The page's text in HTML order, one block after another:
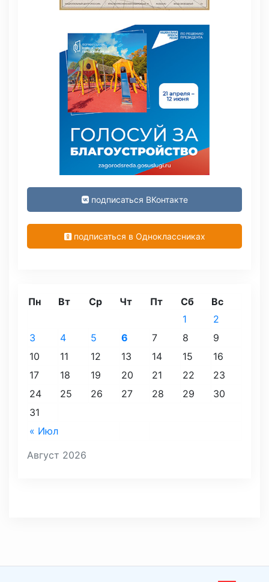
подписаться ВКонтакте
подписаться в Одноклассниках
Август 2026
Пн Вт Ср Чт Пт Сб Вс
« Июл
1
2
3
4 5 6 7 8
9
10
11 12 13 14 15
16
17
18 19 20 21 22
23
24
25 26 27 28 29
30
31